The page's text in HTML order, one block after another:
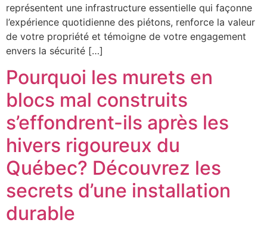
représentent une infrastructure essentielle qui façonne
l’expérience quotidienne des piétons, renforce la valeur
de votre propriété et témoigne de votre engagement
envers la sécurité […]
Pourquoi les murets en
blocs mal construits
s’effondrent-ils après les
hivers rigoureux du
Québec? Découvrez les
secrets d’une installation
durable